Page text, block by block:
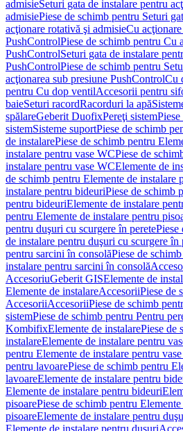
admisieSeturi gata de instalare pentru
admisiePiese de schimb pentru Seturi
acţionare rotativă şi admisieCu
PushControlPiese de schimb pentru Cu
PushControlSeturi gata de instalare
PushControlPiese de schimb pentru
acţionarea sub presiune PushControlCu
pentru Cu dop ventilAccesorii pentru
baieSeturi racordRacorduri la apă
spălareGeberit DuofixPereţi sistem
sistemSisteme suportPiese de schimb
de instalarePiese de schimb pentru
instalare pentru vase WCPiese de
instalare pentru vase WCElemente de
de schimb pentru Elemente de instalare
instalare pentru bideuriPiese de schimb
pentru bideuriElemente de instalare
pentru Elemente de instalare pentru
pentru duşuri cu scurgere în peretePiese
de instalare pentru duşuri cu scurgere în
pentru sarcini în consolăPiese de
instalare pentru sarcini în consolă
AccesoriuGeberit GISElemente de
Elemente de instalareAccesoriiPiese de
AccesoriiAccesoriiPiese de schimb
sistemPiese de schimb pentru Pentru
KombifixElemente de instalarePiese de
instalareElemente de instalare pentru
pentru Elemente de instalare pentru
pentru lavoarePiese de schimb pentru
lavoareElemente de instalare pentru
Elemente de instalare pentru bideuri
pisoarePiese de schimb pentru
pisoareElemente de instalare pentru
Elemente de instalare pentru duşuri